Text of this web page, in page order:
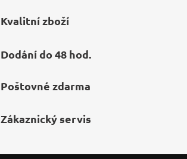
Kvalitní zboží
Dodání do 48 hod.
Poštovné zdarma
Zákaznický servis